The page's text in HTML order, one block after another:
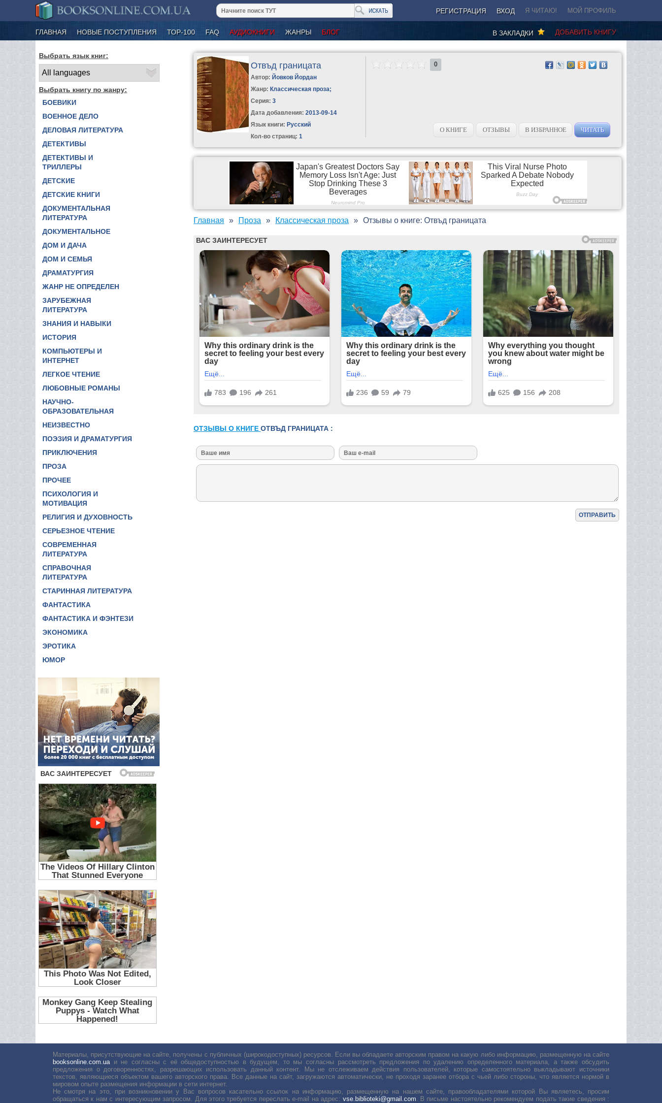
РЕГИСТРАЦИЯ ВХОД Я ЧИТАЮ! МОЙ ПРОФИЛЬ
ГЛАВНАЯ НОВЫЕ ПОСТУПЛЕНИЯ ТОР-100 FAQ АУДИОКНИГИ ЖАНРЫ БЛОГ ДОБАВИТЬ КНИГУ
В ЗАКЛАДКИ
Выбрать язык книг:
Выбрать книгу по жанру:
БОЕВИКИ
ВОЕННОЕ ДЕЛО
ДЕЛОВАЯ ЛИТЕРАТУРА
ДЕТЕКТИВЫ
ДЕТЕКТИВЫ И
ТРИЛЛЕРЫ
ДЕТСКИЕ
ДЕТСКИЕ КНИГИ
ДОКУМЕНТАЛЬНАЯ
ЛИТЕРАТУРА
ДОКУМЕНТАЛЬНОЕ
ДОМ И ДАЧА
ДОМ И СЕМЬЯ
ДРАМАТУРГИЯ
ЖАНР НЕ ОПРЕДЕЛЕН
ЗАРУБЕЖНАЯ
ЛИТЕРАТУРА
ЗНАНИЯ И НАВЫКИ
ИСТОРИЯ
КОМПЬЮТЕРЫ И
ИНТЕРНЕТ
ЛЕГКОЕ ЧТЕНИЕ
ЛЮБОВНЫЕ РОМАНЫ
НАУЧНО-
ОБРАЗОВАТЕЛЬНАЯ
НЕИЗВЕСТНО
ПОЭЗИЯ И ДРАМАТУРГИЯ
ПРИКЛЮЧЕНИЯ
ПРОЗА
ПРОЧЕЕ
ПСИХОЛОГИЯ И
МОТИВАЦИЯ
РЕЛИГИЯ И ДУХОВНОСТЬ
СЕРЬЕЗНОЕ ЧТЕНИЕ
СОВРЕМЕННАЯ
ЛИТЕРАТУРА
СПРАВОЧНАЯ
ЛИТЕРАТУРА
СТАРИННАЯ ЛИТЕРАТУРА
ФАНТАСТИКА
ФАНТАСТИКА И ФЭНТЕЗИ
ЭКОНОМИКА
ЭРОТИКА
ЮМОР
Отвъд границата
Автор: Йовков Йордан
Жанр: Классическая проза;
Серия:3
Дата добавления: 2013-09-14
Язык книги: Русский
Кол-во страниц: 1
0
О КНИГЕ ОТЗЫВЫ В ИЗБРАННОЕ ЧИТАТЬ
Главная Проза Классическая проза Отзывы о книге: Отвъд границата
ОТЗЫВЫ О КНИГЕ ОТВЪД ГРАНИЦАТА :
Материалы, присутствующие на сайте, получены с публичных (широкодоступных) ресурсов. Если вы обладаете авторским правом на какую либо информацию, размещенную на сайте
booksonline.com.ua и не согласны с её общедоступностью в будущем, то мы согласны рассмотреть предложения по удалению определенного материала, а также обсудить
предложения о договоренностях, разрешающих использовать данный контент. Мы не отслеживаем действия пользователей, которые самостоятельно выкладывают источники
текстов, являющиеся объектом вашего авторского права. Все данные на сайт, загружаются автоматически, не проходя заранее отбора с чьей либо стороны, что является нормой в
мировом опыте размещения информации в сети интернет.
Не смотря на это, при возникновении у Вас вопросов касательно ссылок на информацию, размещенную на нашем сайте, правообладателями которой Вы являетесь, просим
обращаться к нам с интересующим запросом. Для этого требуется переслать е-mail на адрес: vse.biblioteki@gmail.com . В письме настоятельно рекомендуем подать такие сведения :